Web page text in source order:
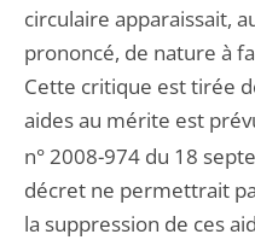
circulaire apparaissait,
prononcé, de nature à
Cette critique est tirée
aides au mérite est
n° 2008-974 du 18
décret ne permettrait
la suppression de ces